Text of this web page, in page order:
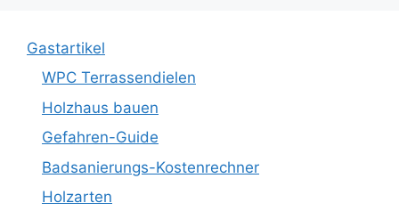
Gastartikel
WPC Terrassendielen
Holzhaus bauen
Gefahren-Guide
Badsanierungs-Kostenrechner
Holzarten